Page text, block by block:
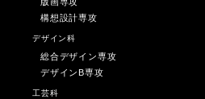
構想設計専攻
デザイン科
総合デザイン専攻
デザインB専攻
工芸科